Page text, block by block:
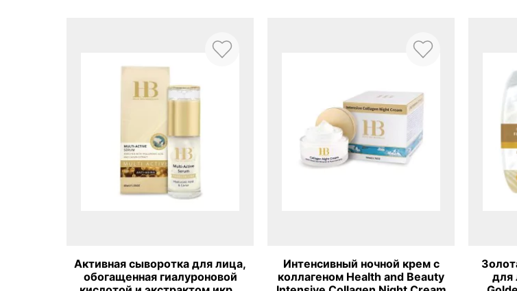
для лица,
гиалуроновой
Интенсивный ночной крем с
коллагеном Health and Beauty
Золотая гидрогелевая маска
для лица Health & Beauty